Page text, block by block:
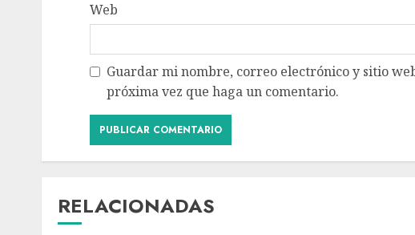
Web
Guardar mi nombre, correo electrónico y sitio
próxima vez que haga un comentario.
RELACIONADAS